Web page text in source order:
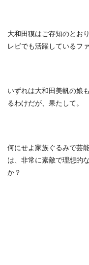
大和田獏はご存知のとお
レビでも活躍しているフ
いずれは大和田美帆の娘
るわけだが、果たして。
何にせよ家族ぐるみで芸
は、非常に素敵で理想的
か？